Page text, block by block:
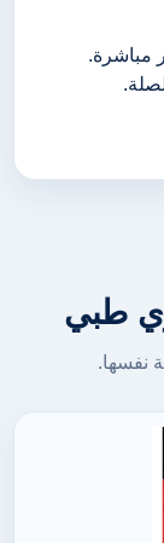
طبي
نفسها.